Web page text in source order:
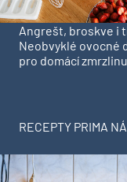
Angrešt, broskve i
Neobvyklé ovocné
pro domácí zmrzlinu
RECEPTY PRIMA